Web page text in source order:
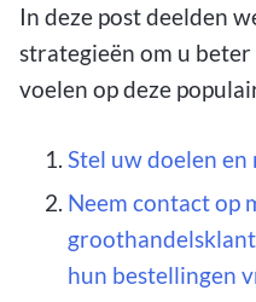
In deze post deelden
strategieën om u
voelen op deze
Stel uw doelen en
Neem contact op
hun bestellingen